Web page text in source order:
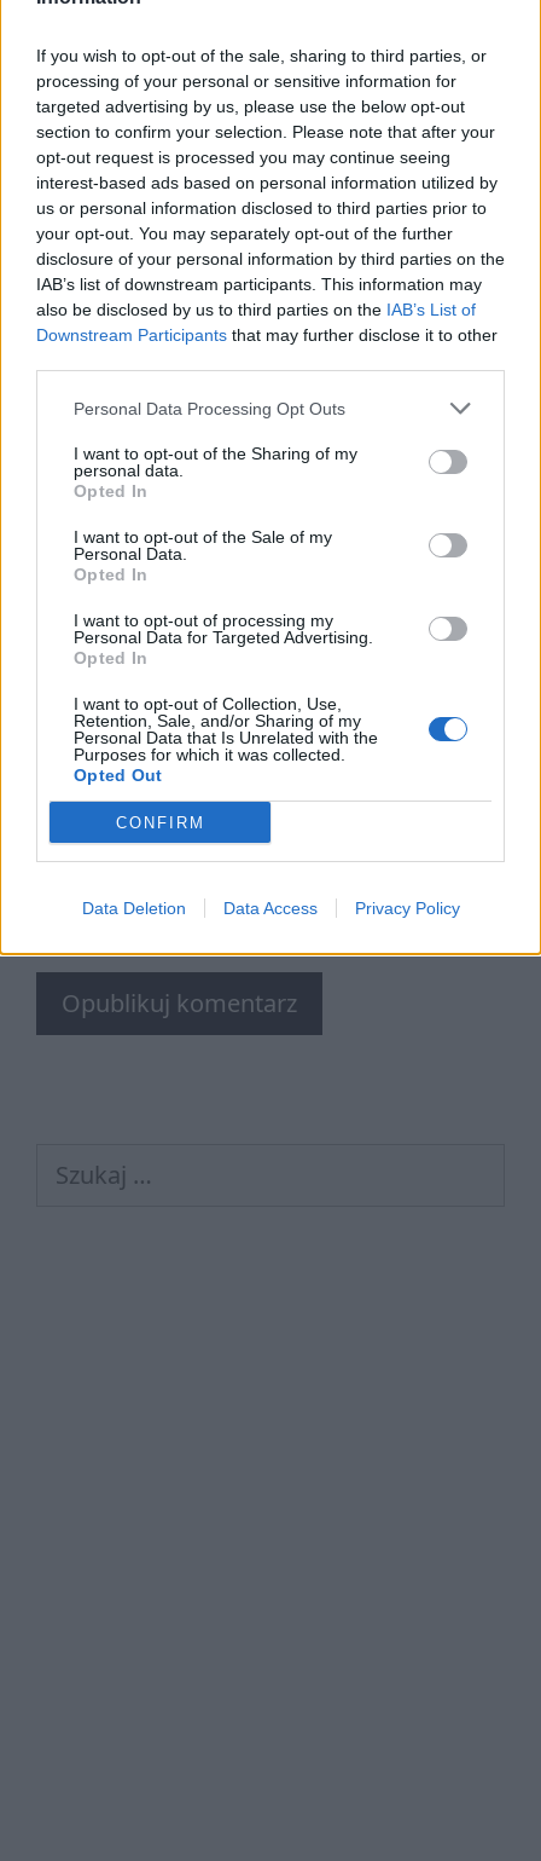
If you wish to opt-out of the sale, sharing to third parties, or
processing of your personal or sensitive information for
targeted advertising by us, please use the below opt-out
section to confirm your selection. Please note that after your
opt-out request is processed you may continue seeing
interest-based ads based on personal information utilized by
us or personal information disclosed to third parties prior to
your opt-out. You may separately opt-out of the further
disclosure of your personal information by third parties on the
IAB’s list of downstream participants. This information may
also be disclosed by us to third parties on the IAB’s List of
Downstream Participants that may further disclose it to other
Personal Data Processing Opt Outs
I want to opt-out of the Sharing of my
personal data.
Opted In
I want to opt-out of the Sale of my
Personal Data.
Opted In
I want to opt-out of processing my
Personal Data for Targeted Advertising.
Opted In
I want to opt-out of Collection, Use,
Retention, Sale, and/or Sharing of my
Personal Data that Is Unrelated with the
Purposes for which it was collected.
Opted Out
CONFIRM
Data Deletion Data Access Privacy Policy
Kategorie
Charakterystyka Wertera
Charakterystyka Alberta
Dodaj komentarz
Komentarz
Nazwa
mail
Witryna
internetowa
Zapamiętaj moje dane w tej
przeglądarce podczas pisania kolejnych